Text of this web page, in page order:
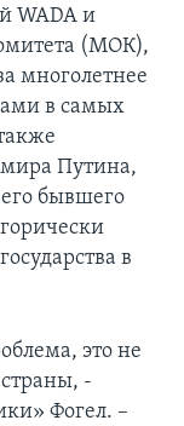
WADA и
(МОК),
многолетнее
в самых
Путина,
бывшего
в
это не
-
Фогел. –